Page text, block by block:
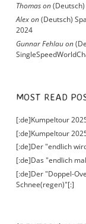
Thomason
Alexon(Deutsch)
2024
Gunnar Fehlauon
MOST READ
[:de]Kumpeltour
[:de]Kumpeltour
[:de]Der "endlich
[:de]Das "endlich
[:de]Der "Doppel-
Schnee(regen)"[:]